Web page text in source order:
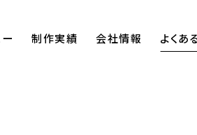
制作実績 会社情報 よくあ